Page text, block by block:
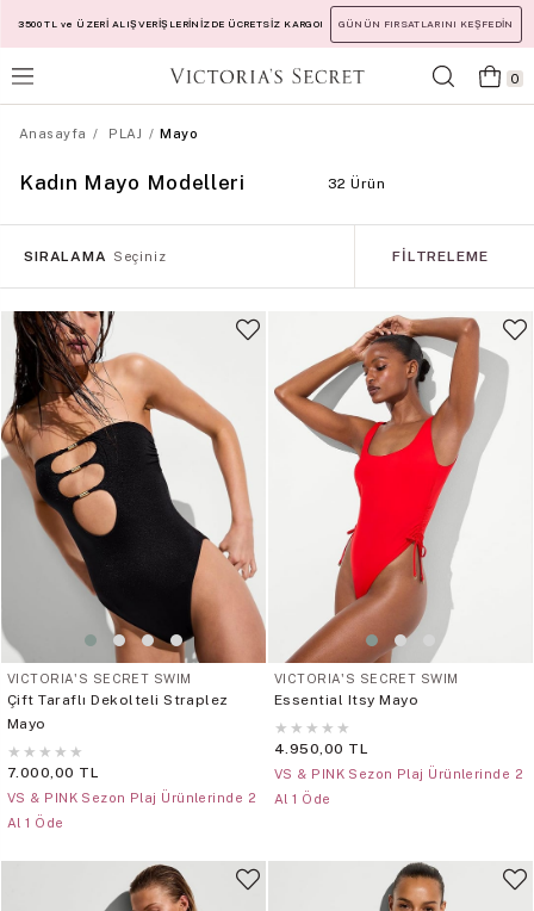
3500 TL ve ÜZERİ ALIŞVERİŞLERİNİZDE ÜCRETSİZ KARGO! GÜNÜN FIRSATLARINI KEŞFEDİN
0
Anasayfa PLAJ Mayo
Kadın Mayo Modelleri 32 Ürün
FILTRELEME
SIRALAMA Seçiniz
VICTORIA'S SECRET SWIM
Çift Taraflı Dekolteli Straplez
Mayo
★ ★ ★ ★ ★
7.000,00 TL
VS & PINK Sezon Plaj Ürünlerinde 2
Al 1 Öde
VICTORIA'S SECRET SWIM
Essential Itsy Mayo
★ ★ ★ ★ ★
4.950,00 TL
VS & PINK Sezon Plaj Ürünlerinde 2
Al 1 Öde